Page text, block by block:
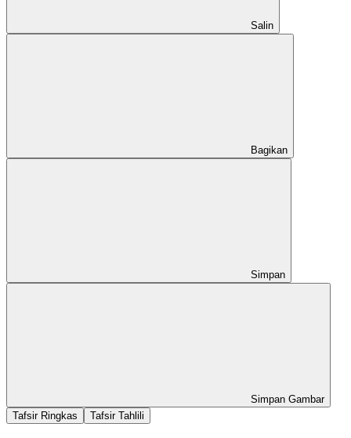
Salin
Bagikan
Simpan
Simpan Gambar
Tafsir Ringkas
Tafsir Tahlili